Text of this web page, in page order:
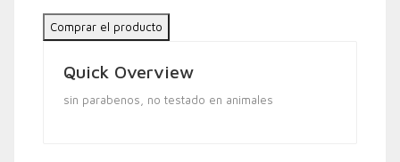
Comprar el producto
Quick Overview
sin parabenos, no testado en animales